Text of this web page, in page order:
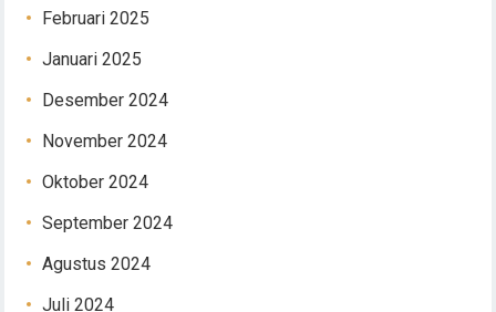
Februari 2025
Januari 2025
Desember 2024
November 2024
Oktober 2024
September 2024
Agustus 2024
Juli 2024